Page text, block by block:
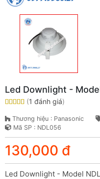
Led Downlight -
(1 đánh giá)
Thương hiệu : Panasonic
Mã SP : NDL056
130,000 đ
Led Downlight - Model